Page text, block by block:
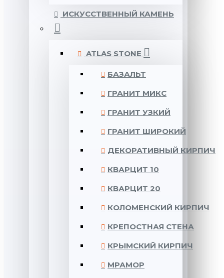
ИСКУССТВЕННЫЙ КАМЕНЬ
ATLAS STONE
БАЗАЛЬТ
ГРАНИТ МИКС
ГРАНИТ УЗКИЙ
ГРАНИТ ШИРОКИЙ
ДЕКОРАТИВНЫЙ КИРПИЧ
КВАРЦИТ 10
КВАРЦИТ 20
КОЛОМЕНСКИЙ КИРПИЧ
КРЕПОСТНАЯ СТЕНА
КРЫМСКИЙ КИРПИЧ
МРАМОР